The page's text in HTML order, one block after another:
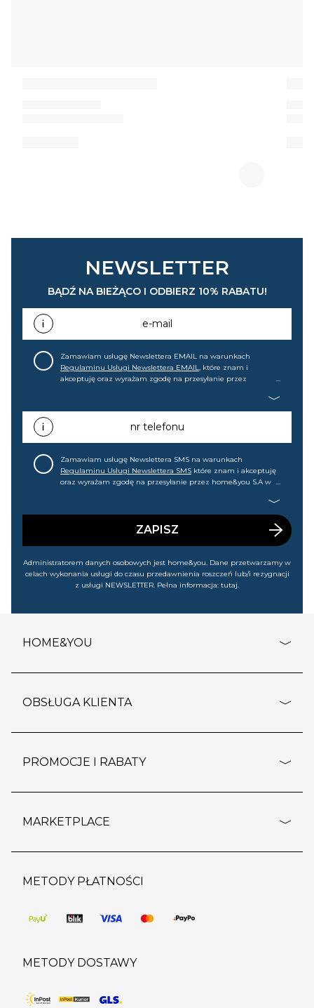
NEWSLETTER
BĄDŹ NA BIEŻĄCO I ODBIERZ 10% RABATU!
e-mail
Zamawiam usługę Newslettera EMAIL na warunkach
Regulaminu Usługi Newslettera EMAIL, które znam i
akceptuję oraz wyrażam zgodę na przesyłanie przez
promocjach, wyprzedażach). Wiem, że mogę tę zgodę w
każdej chwili cofnąć.nr telefonu
Zamawiam usługę Newslettera SMS na warunkach
Regulaminu Usługi Newslettera SMS które znam i akceptuję
oraz wyrażam zgodę na przesyłanie przez home&you S.A w
wyprzedażach). Wiem, że mogę tę zgodę w każdej chwili
ZAPISZ
Administratorem danych osobowych jest home&you. Dane przetwarzamy w
celach wykonania usługi do czasu przedawnienia roszczeń lub/i rezygnacji
z usługi NEWSLETTER. Pełna informacja: tutaj.
HOME&YOU
o firmie
polityka prywatności
kontakt
OBSŁUGA KLIENTA
dostawy i płatność
wypis z subskrypcji
regulamin sklepu
pozostałe regulaminy
PROMOCJE I RABATY
outlet
regulaminy promocji
MARKETPLACE
strefa marek
pomoc dla sprzedawców
METODY PŁATNOŚCI
METODY DOSTAWY